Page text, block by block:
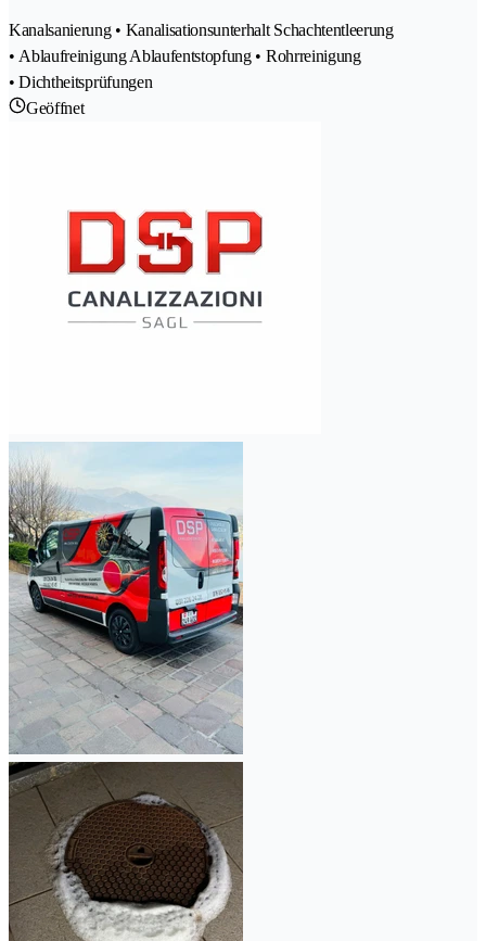
Kanalsanierung • Kanalisationsunterhalt Schachtentleerung
• Ablaufreinigung Ablaufentstopfung • Rohrreinigung
• Dichtheitsprüfungen
Geöffnet